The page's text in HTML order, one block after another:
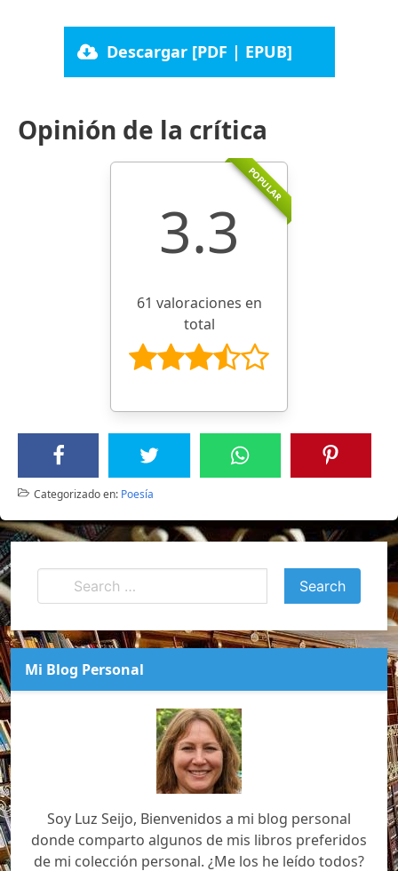
Descargar [PDF | EPUB]
Opinión de la crítica
POPULAR
3.3
61 valoraciones en
total
Categorizado en: Poesía
Mi Blog Personal
Soy Luz Seijo, Bienvenidos a mi blog personal
donde comparto algunos de mis libros preferidos
de mi colección personal. ¿Me los he leído todos?